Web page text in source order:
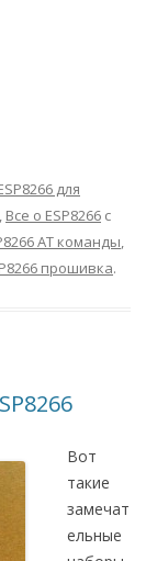
для
, Все о ESP8266 с
AT команды,
прошивка.
Вот
такие
замечат
ельные